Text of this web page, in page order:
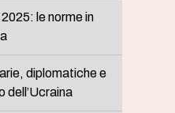
le norme in
diplomatiche e
dell’Ucraina